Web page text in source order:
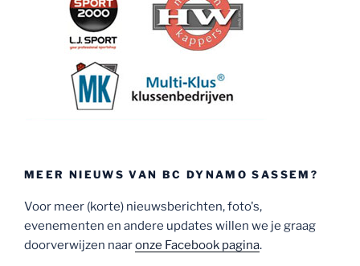
MEER NIEUWS VAN BC DYNAMO SASSEM?
Voor meer (korte) nieuwsberichten, foto's,
evenementen en andere updates willen we je graag
doorverwijzen naaronze Facebook pagina.